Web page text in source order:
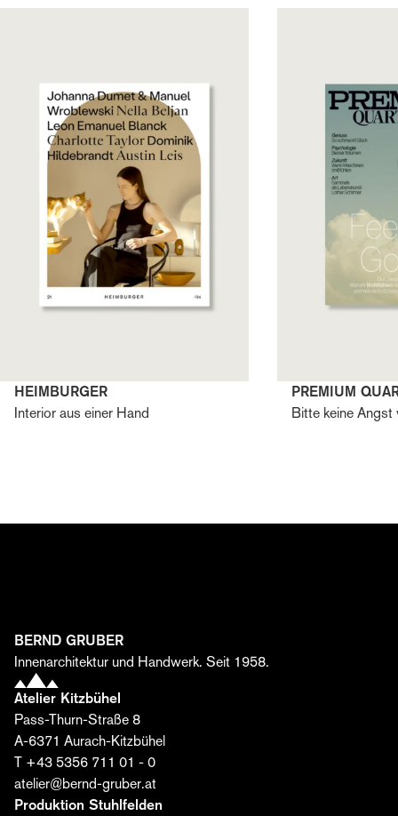
HEIMBURGER
Interior aus einer Hand
PREMIUM
Bitte keine Angst
Erhalten Sie Einblicke in die Welt von Bernd Gruber –
einzigartige Räume entstehen.
Vorname*
Nachname*
E-Mail*
BERND GRUBER
Innenarchitektur und Handwerk. Seit 1958.
Atelier Kitzbühel
Pass-Thurn-Straße 8
A-6371 Aurach-Kitzbühel
T +43 5356 711 01 - 0
atelier@bernd-gruber.at
Produktion Stuhlfelden